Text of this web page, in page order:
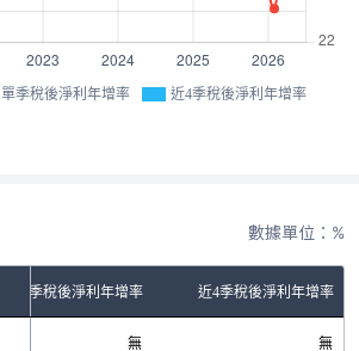
單季稅後淨利年增率 近4季稅後淨利年增率
數據單位：%
單季稅後淨利年增率 近4季稅後淨利年增率
無 無